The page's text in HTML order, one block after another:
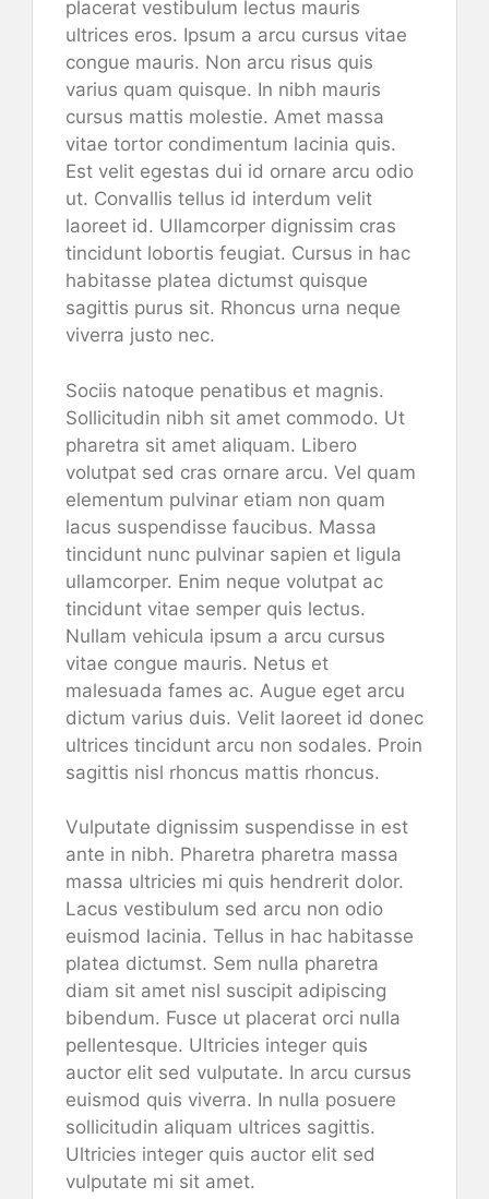
placerat vestibulum lectus mauris
ultrices eros. Ipsum a arcu cursus vitae
congue mauris. Non arcu risus quis
varius quam quisque. In nibh mauris
cursus mattis molestie. Amet massa
vitae tortor condimentum lacinia quis.
Est velit egestas dui id ornare arcu odio
ut. Convallis tellus id interdum velit
laoreet id. Ullamcorper dignissim cras
tincidunt lobortis feugiat. Cursus in hac
habitasse platea dictumst quisque
sagittis purus sit. Rhoncus urna neque
viverra justo nec.
Sociis natoque penatibus et magnis.
Sollicitudin nibh sit amet commodo. Ut
pharetra sit amet aliquam. Libero
volutpat sed cras ornare arcu. Vel quam
elementum pulvinar etiam non quam
lacus suspendisse faucibus. Massa
tincidunt nunc pulvinar sapien et ligula
ullamcorper. Enim neque volutpat ac
tincidunt vitae semper quis lectus.
Nullam vehicula ipsum a arcu cursus
vitae congue mauris. Netus et
malesuada fames ac. Augue eget arcu
dictum varius duis. Velit laoreet id donec
ultrices tincidunt arcu non sodales. Proin
sagittis nisl rhoncus mattis rhoncus.
Vulputate dignissim suspendisse in est
ante in nibh. Pharetra pharetra massa
massa ultricies mi quis hendrerit dolor.
Lacus vestibulum sed arcu non odio
euismod lacinia. Tellus in hac habitasse
platea dictumst. Sem nulla pharetra
diam sit amet nisl suscipit adipiscing
bibendum. Fusce ut placerat orci nulla
pellentesque. Ultricies integer quis
auctor elit sed vulputate. In arcu cursus
euismod quis viverra. In nulla posuere
sollicitudin aliquam ultrices sagittis.
Ultricies integer quis auctor elit sed
vulputate mi sit amet.